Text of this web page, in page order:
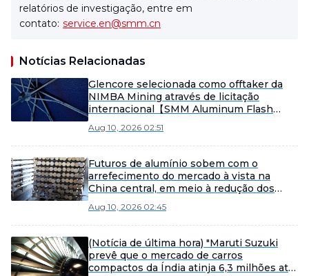
relatórios de investigação, entre em
contato: service.en@smm.cn
Notícias Relacionadas
Glencore selecionada como offtaker da
NIMBA Mining através de licitação
internacional【SMM Aluminum Flash
Aug 10, 2026 02:51
Futuros de alumínio sobem com o
arrefecimento do mercado à vista na
China central, em meio à redução dos
Aug 10, 2026 02:45
(Notícia de última hora) "Maruti Suzuki
prevê que o mercado de carros
compactos da Índia atinja 6,3 milhões até